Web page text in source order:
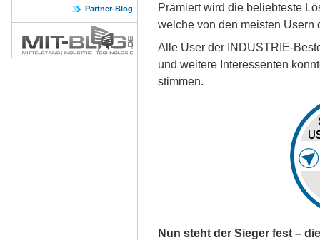
Partner-Blog
Prä­miert wird die be­lieb­tes­te
wel­che von den meis­ten Usern
Al­le User der IN­DU­S­TRIE-
und wei­te­re In­ter­es­sen­ten
stim­men.
Nun steht der Sie­ger fest –